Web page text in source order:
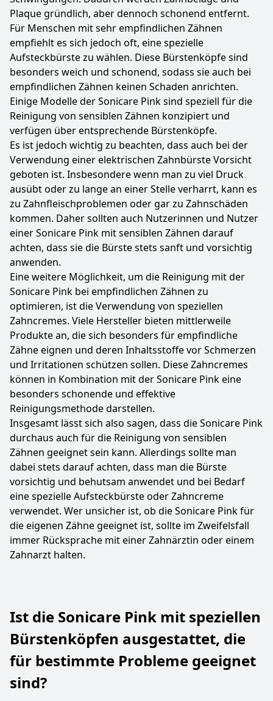
Plaque gründlich, aber dennoch schonend entfernt.
Für Menschen mit sehr empfindlichen Zähnen
empfiehlt es sich jedoch oft, eine spezielle
Aufsteckbürste zu wählen. Diese Bürstenköpfe sind
besonders weich und schonend, sodass sie auch bei
empfindlichen Zähnen keinen Schaden anrichten.
Einige Modelle der Sonicare Pink sind speziell für die
Reinigung von sensiblen Zähnen konzipiert und
verfügen über entsprechende Bürstenköpfe.
Es ist jedoch wichtig zu beachten, dass auch bei der
Verwendung einer elektrischen Zahnbürste Vorsicht
geboten ist. Insbesondere wenn man zu viel Druck
ausübt oder zu lange an einer Stelle verharrt, kann es
zu Zahnfleischproblemen oder gar zu Zahnschäden
kommen. Daher sollten auch Nutzerinnen und Nutzer
einer Sonicare Pink mit sensiblen Zähnen darauf
achten, dass sie die Bürste stets sanft und vorsichtig
anwenden.
Eine weitere Möglichkeit, um die Reinigung mit der
Sonicare Pink bei empfindlichen Zähnen zu
optimieren, ist die Verwendung von speziellen
Zahncremes. Viele Hersteller bieten mittlerweile
Produkte an, die sich besonders für empfindliche
Zähne eignen und deren Inhaltsstoffe vor Schmerzen
und Irritationen schützen sollen. Diese Zahncremes
können in Kombination mit der Sonicare Pink eine
besonders schonende und effektive
Reinigungsmethode darstellen.
Insgesamt lässt sich also sagen, dass die Sonicare Pink
durchaus auch für die Reinigung von sensiblen
Zähnen geeignet sein kann. Allerdings sollte man
dabei stets darauf achten, dass man die Bürste
vorsichtig und behutsam anwendet und bei Bedarf
eine spezielle Aufsteckbürste oder Zahncreme
verwendet. Wer unsicher ist, ob die Sonicare Pink für
die eigenen Zähne geeignet ist, sollte im Zweifelsfall
immer Rücksprache mit einer Zahnärztin oder einem
Zahnarzt halten.
Ist die Sonicare Pink mit speziellen
Bürstenköpfen ausgestattet, die
für bestimmte Probleme geeignet
sind?